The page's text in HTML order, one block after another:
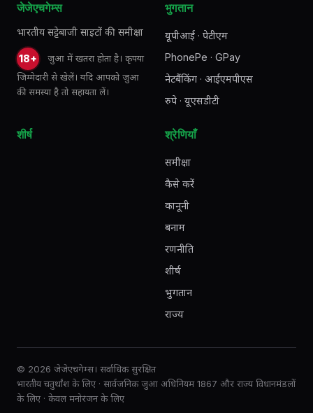
जेजेएचगेम्स
भारतीय सट्टेबाजी साइटों की समीक्षा
18+
जुआ में खतरा होता है। कृपया
जिम्मेदारी से खेलें। यदि आपको जुआ
की समस्या है तो सहायता लें।
भुगतान
यूपीआई · पेटीएम
PhonePe · GPay
नेटबैंकिंग · आईएमपीएस
रुपे · यूएसडीटी
शीर्ष श्रेणियाँ
समीक्षा
कैसे करें
कानूनी
बनाम
रणनीति
शीर्ष
भुगतान
राज्य
© 2026 जेजेएचगेम्स। सर्वाधिक सुरक्षित
भारतीय चतुर्थांश के लिए · सार्वजनिक जुआ अधिनियम 1867 और राज्य विधानमंडलों
के लिए · केवल मनोरंजन के लिए